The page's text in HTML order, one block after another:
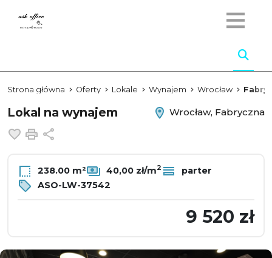
Strona główna Oferty Lokale Wynajem Wrocław
Lokal na wynajem
Wrocław, Fabryczna
Dodaj do ulubionych
Drukuj
238.00 m² 40,00 zł/m2
parter
ASO-LW-37542
9 520 zł